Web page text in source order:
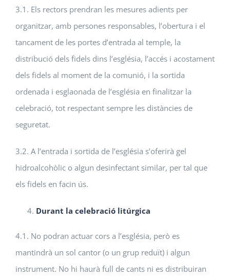
3.1. Els rectors prendran les mesures adients per
organitzar, amb persones responsables, l’obertura i el
tancament de les portes d’entrada al temple, la
distribució dels fidels dins l’església, l’accés i acostament
dels fidels al moment de la comunió, i la sortida
ordenada i esglaonada de l’església en finalitzar la
celebració, tot respectant sempre les distàncies de
seguretat.
3.2. A l’entrada i sortida de l’església s’oferirà gel
hidroalcohòlic o algun desinfectant similar, per tal que
els fidels en facin ús.
Durant la celebració litúrgica
4.1. No podran actuar cors a l’església, però es
mantindrà un sol cantor (o un grup reduït) i algun
instrument. No hi haurà full de cants ni es distribuiran